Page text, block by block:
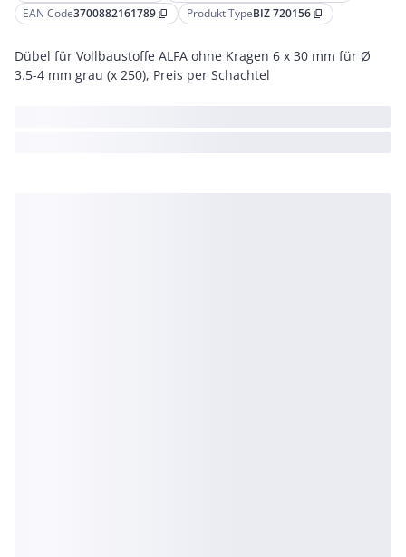
EAN Code3700882161789 content_copy Produkt TypeBIZ 720156 content_copy
Dübel für Vollbaustoffe ALFA ohne Kragen 6 x 30 mm für Ø
3.5-4 mm grau (x 250), Preis per Schachtel